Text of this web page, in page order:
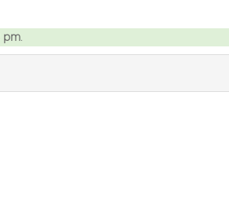
pm